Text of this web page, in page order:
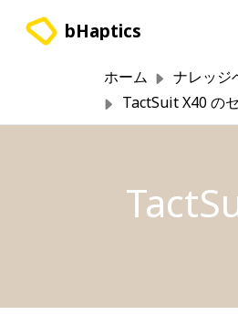
bHaptics
ホーム ナレッジ
TactSuit X40 の